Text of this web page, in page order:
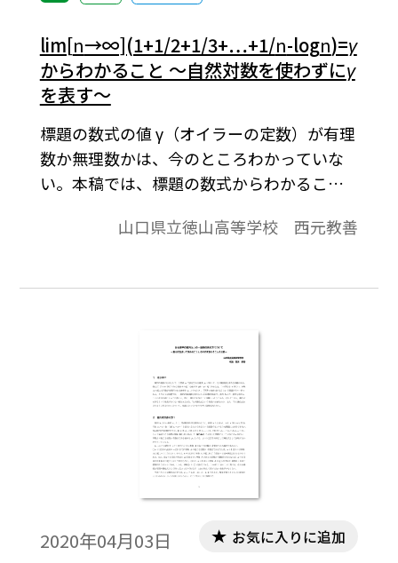
lim[n→∞](1+1/2+1/3+…+1/n-logn)=γ
からわかること ～自然対数を使わずにγ
を表す～
標題の数式の値 γ（オイラーの定数）が有理
数か無理数かは、今のところわかっていな
い。本稿では、標題の数式からわかること
数式は、「Tosho数式エディタ」で作成され
るためには、「Tosho数式エディタ」が導入
山口県立徳山高等学校 西元教善
2020年04月03日 お気に入りに追加